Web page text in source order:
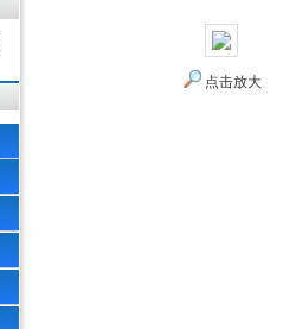
点击放大